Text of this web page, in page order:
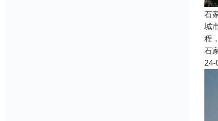
石
城
程
石
24-